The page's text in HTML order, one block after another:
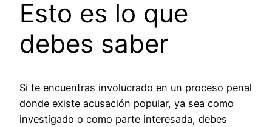
Esto es lo que
debes saber
Si te encuentras involucrado en un proceso penal
donde existe acusación popular, ya sea como
investigado o como parte interesada, debes